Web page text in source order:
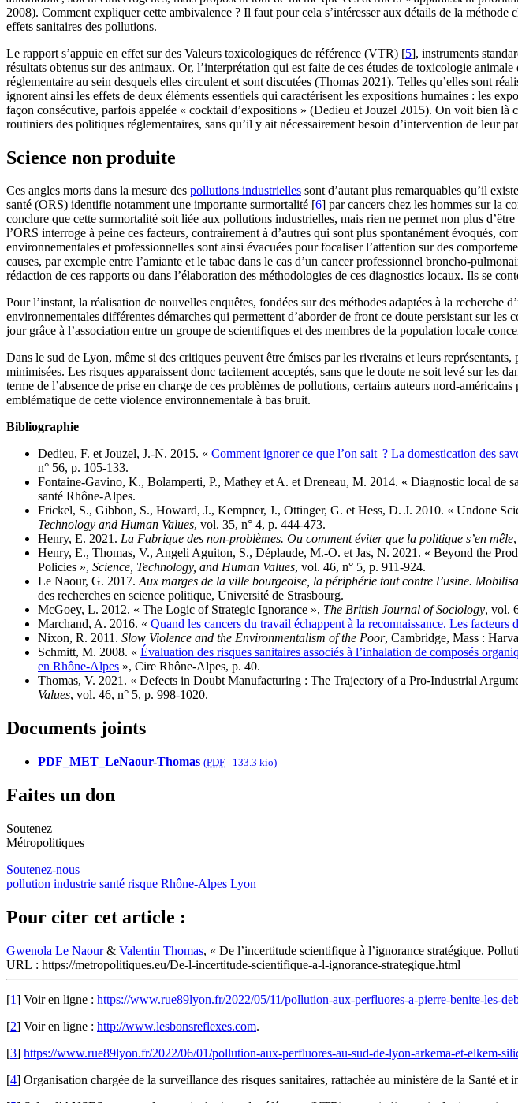
2008). Comment expliquer cette ambivalence ? Il faut pour cela s’intéresser aux détails de la
effets sanitaires des pollutions.
Le rapport s’appuie en effet sur des Valeurs toxicologiques de référence (VTR) [5], instruments
résultats obtenus sur des animaux. Or, l’interprétation qui est faite de ces études de toxicologie
réglementaire au sein desquels elles circulent et sont discutées (Thomas 2021). Telles qu’elles sont
ignorent ainsi les effets de deux éléments essentiels qui caractérisent les expositions humaines : les
façon consécutive, parfois appelée « cocktail d’expositions » (Dedieu et Jouzel 2015). On voit bien là
routiniers des politiques réglementaires, sans qu’il y ait nécessairement besoin d’intervention de leur
Science non produite
Ces angles morts dans la mesure des pollutions industrielles sont d’autant plus remarquables qu’il
santé (ORS) identifie notamment une importante surmortalité [6] par cancers chez les hommes sur la
conclure que cette surmortalité soit liée aux pollutions industrielles, mais rien ne permet non plus
l’ORS interroge à peine ces facteurs, contrairement à d’autres qui sont plus spontanément évoqués,
environnementales et professionnelles sont ainsi évacuées pour focaliser l’attention sur des
causes, par exemple entre l’amiante et le tabac dans le cas d’un cancer professionnel broncho-
rédaction de ces rapports ou dans l’élaboration des méthodologies de ces diagnostics locaux. Ils se
Pour l’instant, la réalisation de nouvelles enquêtes, fondées sur des méthodes adaptées à la
environnementales différentes démarches qui permettent d’aborder de front ce doute persistant sur
jour grâce à l’association entre un groupe de scientifiques et des membres de la population locale
Dans le sud de Lyon, même si des critiques peuvent être émises par les riverains et leurs
minimisées. Les risques apparaissent donc tacitement acceptés, sans que le doute ne soit levé sur les
terme de l’absence de prise en charge de ces problèmes de pollutions, certains auteurs nord-américains
emblématique de cette violence environnementale à bas bruit.
Bibliographie
Dedieu, F. et Jouzel, J.-N. 2015. « Comment ignorer ce que l’on sait ? La domestication des
n° 56, p. 105‑133.
Fontaine-Gavino, K., Bolamperti, P., Mathey et A. et Dreneau, M. 2014. « Diagnostic local de
santé Rhône-Alpes.
Frickel, S., Gibbon, S., Howard, J., Kempner, J., Ottinger, G. et Hess, D. J. 2010. « Undone
Technology and Human Values, vol. 35, n° 4, p. 444‑473.
Henry, E. 2021. La Fabrique des non-problèmes. Ou comment éviter que la politique s’en mêle
Henry, E., Thomas, V., Angeli Aguiton, S., Déplaude, M.-O. et Jas, N. 2021. « Beyond the
Policies », Science, Technology, and Human Values, vol. 46, n° 5, p. 911‑924.
Le Naour, G. 2017.Aux marges de la ville bourgeoise, la périphérie tout contre l’usine.
des recherches en science politique, Université de Strasbourg.
McGoey, L. 2012. « The Logic of Strategic Ignorance », The British Journal of Sociology, vol.
Marchand, A. 2016. « Quand les cancers du travail échappent à la reconnaissance. Les facteurs
Nixon, R. 2011. Slow Violence and the Environmentalism of the Poor, Cambridge, Mass :
Schmitt, M. 2008. « Évaluation des risques sanitaires associés à l’inhalation de composés
en Rhône-Alpes », Cire Rhône-Alpes, p. 40.
Thomas, V. 2021. « Defects in Doubt Manufacturing : The Trajectory of a Pro-Industrial
Values, vol. 46, n° 5, p. 998‑1020.
Documents joints
PDF_MET_LeNaour-Thomas (PDF - 133.3 kio)
Faites un don
Soutenez
Métropolitiques
Soutenez-nous
pollution industrie santé risque Rhône-Alpes Lyon
Pour citer cet article :
Gwenola Le Naour& Valentin Thomas, « De l’incertitude scientifique à l’ignorance stratégique.
URL : https://metropolitiques.eu/De-l-incertitude-scientifique-a-l-ignorance-strategique.html
[1] Voir en ligne : https://www.rue89lyon.fr/2022/05/11/pollution-aux-perfluores-a-pierre-benite-les-
[2] Voir en ligne : http://www.lesbonsreflexes.com.
[3] https://www.rue89lyon.fr/2022/06/01/pollution-aux-perfluores-au-sud-de-lyon-arkema-et-elkem-
[4] Organisation chargée de la surveillance des risques sanitaires, rattachée au ministère de la Santé et